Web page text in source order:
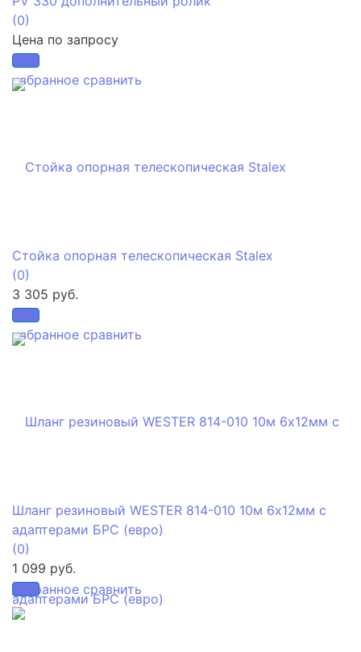
избранное сравнить
(0)
Цена по запросу
избранное сравнить
Стойка опорная телескопическая Stalex
(0)
3 305 руб.
избранное сравнить
Шланг резиновый WESTER 814-010 10м 6х12мм с
адаптерами БРС (евро)
(0)
1 099 руб.